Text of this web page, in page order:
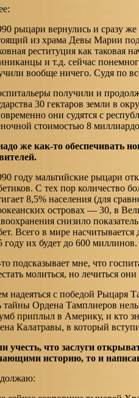
рыцари вернулись и сразу же
из храма Девы Марии
реституция как таковая
и т.д. сейчас
вообще ничего. Судя по
получили и
30 гектаров земли в
они судятся с
стоимостью 8
же как-то обеспечивать
году мальтийские рыцари
С тех пор количество
8,5% населения (для
островах — 30, в
снизило
Всего в мире
году их будет до 600 миллинов.
подсказывает мне, что
молиться, но лечиться они
надеяться с победой Рыцаря
тайны Ордена Тамплиеров
приплыл в Америку, и кто
Калатравы, в который
учесть, что заслуги
историю, то и